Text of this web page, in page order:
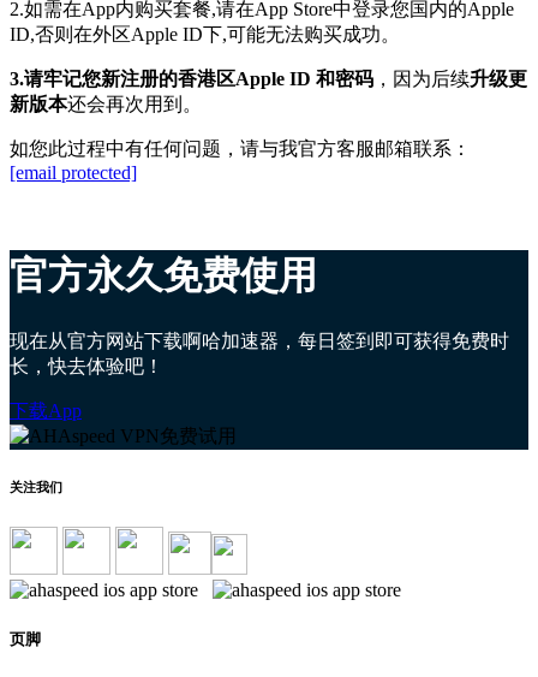
2.如需在App内购买套餐,请在App Store中登录您国内的Apple
ID,否则在外区Apple ID下,可能无法购买成功。
3.请牢记您新注册的香港区Apple ID 和密码 ，因为后续升级更
新版本还会再次用到。
如您此过程中有任何问题，请与我官方客服邮箱联系：
[email protected]
官方永久免费使用
现在从官方网站下载啊哈加速器，每日签到即可获得免费时
长，快去体验吧！
下载App
关注我们
页脚